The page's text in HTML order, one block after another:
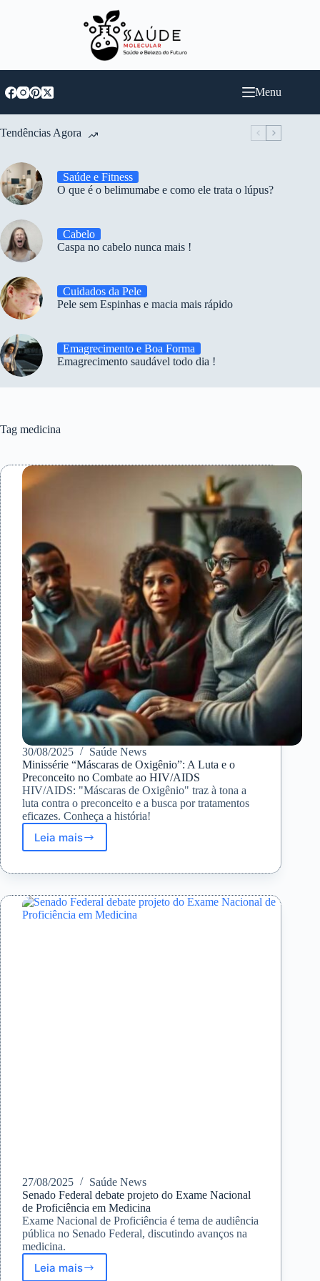
Menu
Tendências Agora
Saúde e Fitness
O que é o belimumabe e como ele trata o lúpus?
Cabelo
Caspa no cabelo nunca mais !
Cuidados da Pele
Pele sem Espinhas e macia mais rápido
Emagrecimento e Boa Forma
Emagrecimento saudável todo dia !
Tag medicina
30/08/2025
Saúde News
Minissérie “Máscaras de Oxigênio”: A Luta e o
Preconceito no Combate ao HIV/AIDS
HIV/AIDS: "Máscaras de Oxigênio" traz à tona a
luta contra o preconceito e a busca por tratamentos
eficazes. Conheça a história!
Leia maisMinissérie
de
A
Luta
27/08/2025
Saúde News
Senado Federal debate projeto do Exame Nacional
de Proficiência em Medicina
Exame Nacional de Proficiência é tema de audiência
pública no Senado Federal, discutindo avanços na
medicina.
Leia mais
Senado